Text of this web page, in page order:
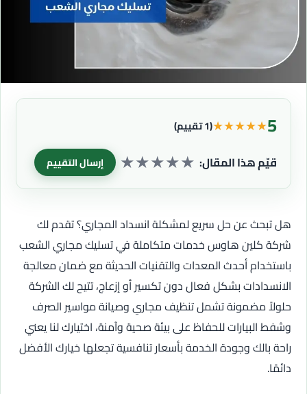
5
★
★
★
★
★(1 تقييم)
قيّم هذا المقال: ★
★
★
★
★ إرسال التقييم
هل تبحث عن حل سريع لمشكلة انسداد المجاري؟ تقدم لك
شركة كلين هاوس خدمات متكاملة في تسليك مجاري الشعب
باستخدام أحدث المعدات والتقنيات الحديثة مع ضمان معالجة
الانسدادات بشكل فعال دون تكسير أو إزعاج، تتيح لك الشركة
حلولاً مضمونة تشمل تنظيف مجاري وصيانة مواسير الصرف
وشفط البيارات للحفاظ على بيئة صحية وآمنة، اختيارك لنا يعني
راحة بالك وجودة الخدمة بأسعار تنافسية تجعلها خيارك الأفضل
دائمًا.